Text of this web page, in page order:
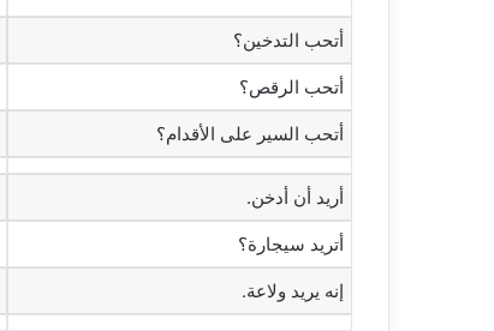
‫أتحب التدخين؟‬
‫أتحب الرقص؟‬
‫أتحب السير على الأقدام؟‬
‫أريد أن أدخن.‬
‫أتريد سيجارة؟‬
‫إنه يريد ولاعة.‬